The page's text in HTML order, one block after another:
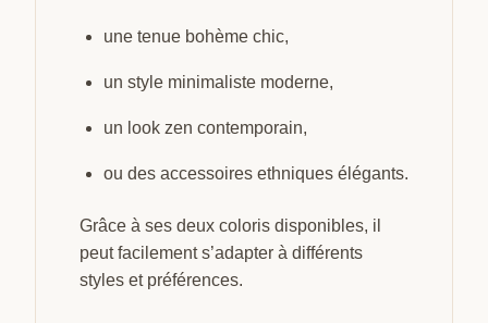
une tenue bohème chic,
un style minimaliste moderne,
un look zen contemporain,
ou des accessoires ethniques élégants.
Grâce à ses deux coloris disponibles, il
peut facilement s’adapter à différents
styles et préférences.